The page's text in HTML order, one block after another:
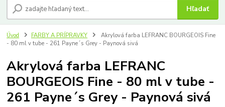
Hľadať
Úvod FARBY A PRÍPRAVKY
Akrylová farba LEFRANC BOURGEOIS Fine
- 80 ml v tube - 261 Payne´s Grey - Paynová sivá
Akrylová farba LEFRANC
BOURGEOIS Fine - 80 ml v tube -
261 Payne´s Grey - Paynová sivá